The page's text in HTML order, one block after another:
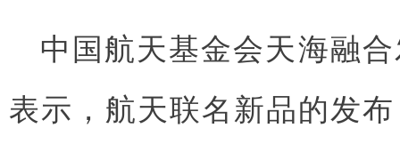
中国航天基金会天海融
表示，航天联名新品的发